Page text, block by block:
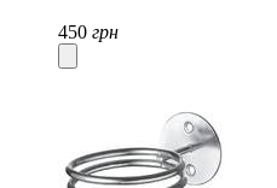
450 грн